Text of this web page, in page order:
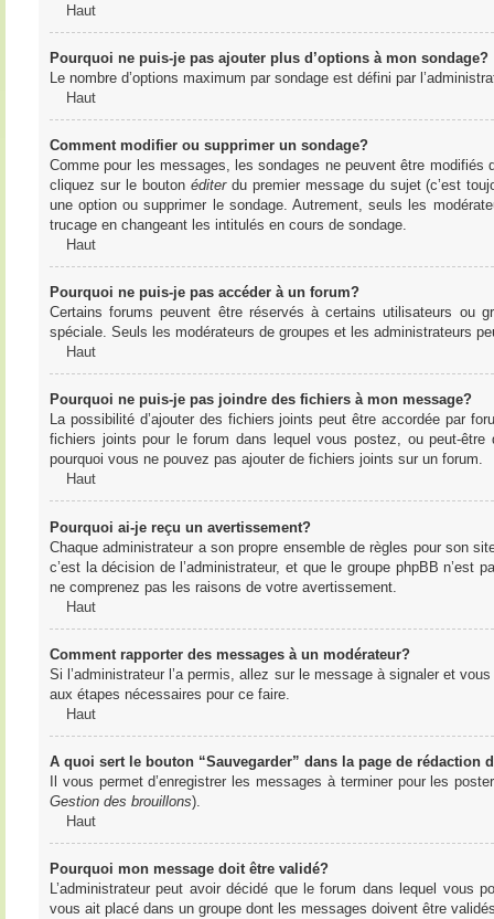
Haut
Pourquoi ne puis-je pas ajouter plus d’options à mon sondage?
Le nombre d’options maximum par sondage est défini par
Haut
Comment modifier ou supprimer un sondage?
Comme pour les messages, les sondages ne peuvent être modifiés
cliquez sur le bouton éditerdu premier message du sujet (c’est
une option ou supprimer le sondage. Autrement, seuls les
trucage en changeant les intitulés en cours de sondage.
Haut
Pourquoi ne puis-je pas accéder à un forum?
Certains forums peuvent être réservés à certains utilisateurs ou
spéciale. Seuls les modérateurs de groupes et les administrateurs
Haut
Pourquoi ne puis-je pas joindre des fichiers à mon message?
La possibilité d’ajouter des fichiers joints peut être accordée par
fichiers joints pour le forum dans lequel vous postez, ou peut-
pourquoi vous ne pouvez pas ajouter de fichiers joints sur un forum.
Haut
Pourquoi ai-je reçu un avertissement?
Chaque administrateur a son propre ensemble de règles pour son
c’est la décision de l’administrateur, et que le groupe phpBB n’est
ne comprenez pas les raisons de votre avertissement.
Haut
Comment rapporter des messages à un modérateur?
Si l’administrateur l’a permis, allez sur le message à signaler et
aux étapes nécessaires pour ce faire.
Haut
A quoi sert le bouton “Sauvegarder” dans la page de rédaction
Il vous permet d’enregistrer les messages à terminer pour les
Gestion des brouillons).
Haut
Pourquoi mon message doit être validé?
L’administrateur peut avoir décidé que le forum dans lequel vous
vous ait placé dans un groupe dont les messages doivent être